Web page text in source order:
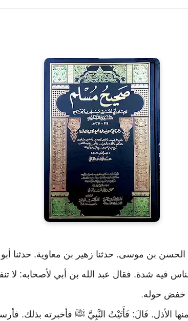
فيه شدة. فقال عبد الله بن أبي لأصحابه: لا
خفض حوله.
الأذل. قَالَ: فَأَتَيْتُ النَّبِيَّ ﷺ فأخبرته بذلك.